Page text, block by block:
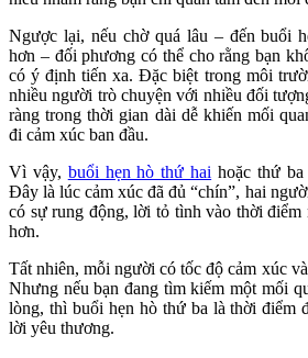
Ngược lại, nếu chờ quá lâu – đến buổi
hơn – đối phương có thể cho rằng bạn
có ý định tiến xa. Đặc biệt trong môi
nhiều người trò chuyện với nhiều đối
ràng trong thời gian dài dễ khiến mối
đi cảm xúc ban đầu.
Vì vậy, buổi hẹn hò thứ hai hoặc thứ
Đây là lúc cảm xúc đã đủ “chín”, hai
có sự rung động, lời tỏ tình vào thời điểm
hơn.
Tất nhiên, mỗi người có tốc độ cảm xúc
Nhưng nếu bạn đang tìm kiếm một mối
lòng, thì buổi hẹn hò thứ ba là thời điểm
lời yêu thương.